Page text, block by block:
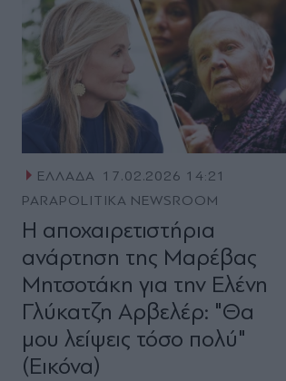
ΕΛΛΑΔΑ 17.02.2026 14:21
PARAPOLITIKA NEWSROOM
Η αποχαιρετιστήρια
ανάρτηση της Μαρέβας
Μητσοτάκη για την Ελένη
Γλύκατζη Αρβελέρ: "Θα
μου λείψεις τόσο πολύ"
(Εικόνα)